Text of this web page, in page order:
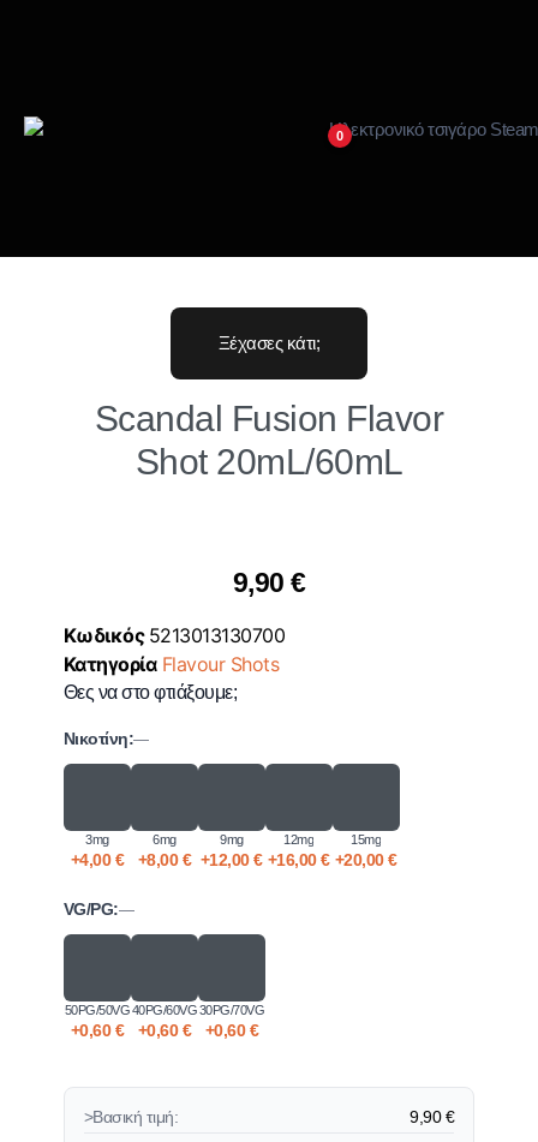
0
Ξέχασες κάτι;
Scandal Fusion Flavor
Shot 20mL/60mL
9,90 €
Κωδικός 5213013130700
Κατηγορία Flavour Shots
Θες να στο φτιάξουμε;
Νικοτίνη:—
3mg
+4,00€
6mg
+8,00€
9mg
+12,00€
12mg
+16,00€
15mg
+20,00€
VG/PG:—
50PG/50VG
+0,60€
40PG/60VG
+0,60€
30PG/70VG
+0,60€
>Βασική τιμή: 9,90€